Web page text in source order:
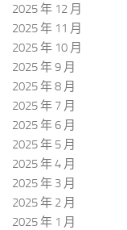
2025 年 12 月
2025 年 11 月
2025 年 10 月
2025 年 9 月
2025 年 8 月
2025 年 7 月
2025 年 6 月
2025 年 5 月
2025 年 4 月
2025 年 3 月
2025 年 2 月
2025 年 1 月